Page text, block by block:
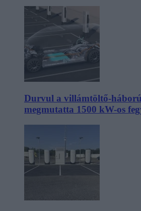
Durvul a villámtöltő-
megmutatta 1500 kW-os